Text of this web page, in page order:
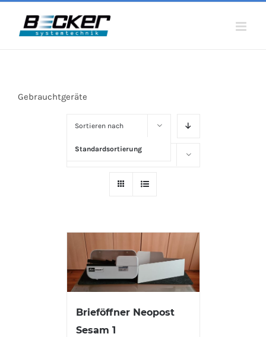
Gebrauchtgeräte
Sortieren nach
Standardsortierung
Brieföffner Neopost
Sesam 1